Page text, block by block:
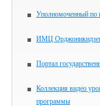
Уполномоченный по
ИМЦ
Портал
Коллекция видео
программы